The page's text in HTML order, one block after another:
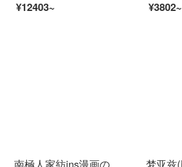
¥12403~ ¥3802~
南極人家紡ins漫画の新疆綿の純綿のベッドの上で4つのセットの100の綿の子供のシーツの布団カバーの王女の風のベッドの品物のセットの3つのセットの恬趣のイチゴH【100%の綿】1.8 m【ベッドの種類の4つのセット】は200 x 230 cmの布団に適します。